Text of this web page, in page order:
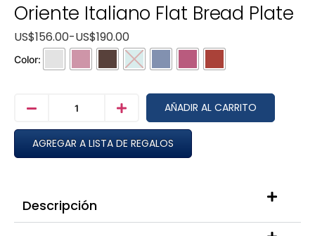
Oriente Italiano Flat Bread Plate
US$156.00-US$190.00
Color:
AÑADIR AL CARRITO
AGREGAR A LISTA DE REGALOS
Descripción